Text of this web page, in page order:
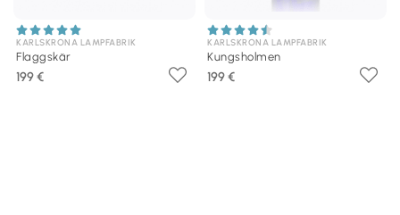
KARLSKRONA LAMPFABRIK
Flaggskär
199 €
KARLSKRONA LAMPFABRIK
Kungsholmen
199 €